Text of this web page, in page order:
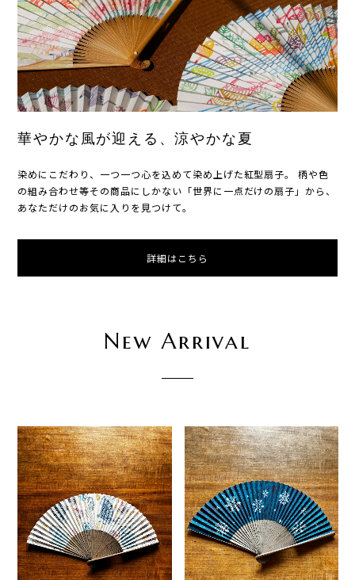
華やかな風が迎える、涼やかな夏
染めにこだわり、一つ一つ心を込めて染め上げた紅型扇子。 柄や色
の組み合わせ等その商品にしかない「世界に一点だけの扇子」から、
あなただけのお気に入りを見つけて。
詳細はこちら
New Arrival